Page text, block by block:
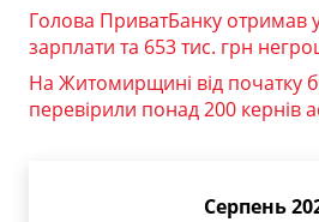
Голова ПриватБанку отримав
зарплати та 653 тис. грн
На Житомирщині від початку
перевірили понад 200 кернів
Серпень